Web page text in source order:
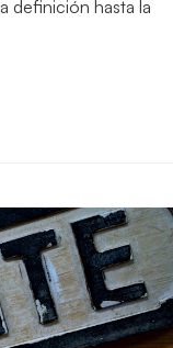
definición hasta la